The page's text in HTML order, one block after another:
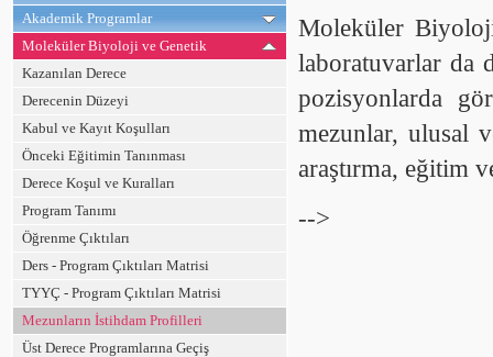
Akademik Programlar
Moleküler Biyoloji ve Genetik
Kazanılan Derece
Derecenin Düzeyi
Kabul ve Kayıt Koşulları
Önceki Eğitimin Tanınması
Derece Koşul ve Kuralları
Program Tanımı
Öğrenme Çıktıları
Ders - Program Çıktıları Matrisi
TYYÇ - Program Çıktıları Matrisi
Mezunların İstihdam Profilleri
Üst Derece Programlarına Geçiş
Moleküler
laboratuvarlar da
pozisyonlarda
mezunlar, ulusal
araştırma, eğitim
-->